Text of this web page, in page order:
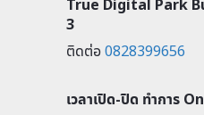
True Digital Park
3
ติดต่อ0828399656
เวลาเปิด-ปิด ทำการ